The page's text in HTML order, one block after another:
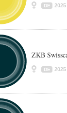
DE 2025
ZKB
DE 2025